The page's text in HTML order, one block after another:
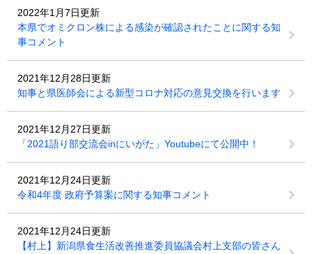
2022年1月7日更新
本県でオミクロン株による感染が確認されたことに関する知
事コメント
2021年12月28日更新
知事と県医師会による新型コロナ対応の意見交換を行います
2021年12月27日更新
「2021語り部交流会inにいがた」Youtubeにて公開中！
2021年12月24日更新
令和4年度 政府予算案に関する知事コメント
2021年12月24日更新
【村上】新潟県食生活改善推進委員協議会村上支部の皆さん